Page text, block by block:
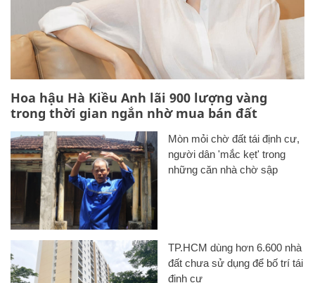
Hoa hậu Hà Kiều Anh lãi 900 lượng vàng
trong thời gian ngắn nhờ mua bán đất
Mòn mỏi chờ đất tái định cư,
người dân 'mắc kẹt' trong
những căn nhà chờ sập
TP.HCM dùng hơn 6.600 nhà
đất chưa sử dụng để bố trí tái
định cư